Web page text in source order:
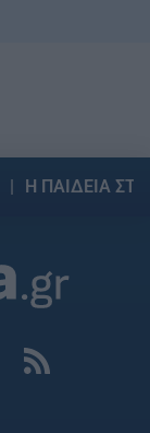
Η ΠΑΙΔΕΙΑ